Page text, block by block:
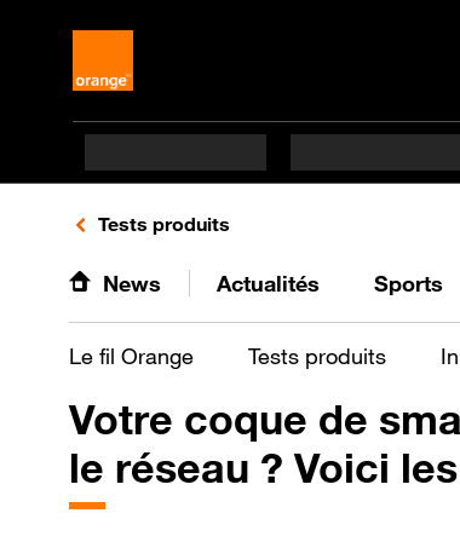
Retours vers le listing de vidéos de la
Tests produits
News Actualités Sports
Le fil Orange Tests produits
Votre coque de
le réseau ? Voici